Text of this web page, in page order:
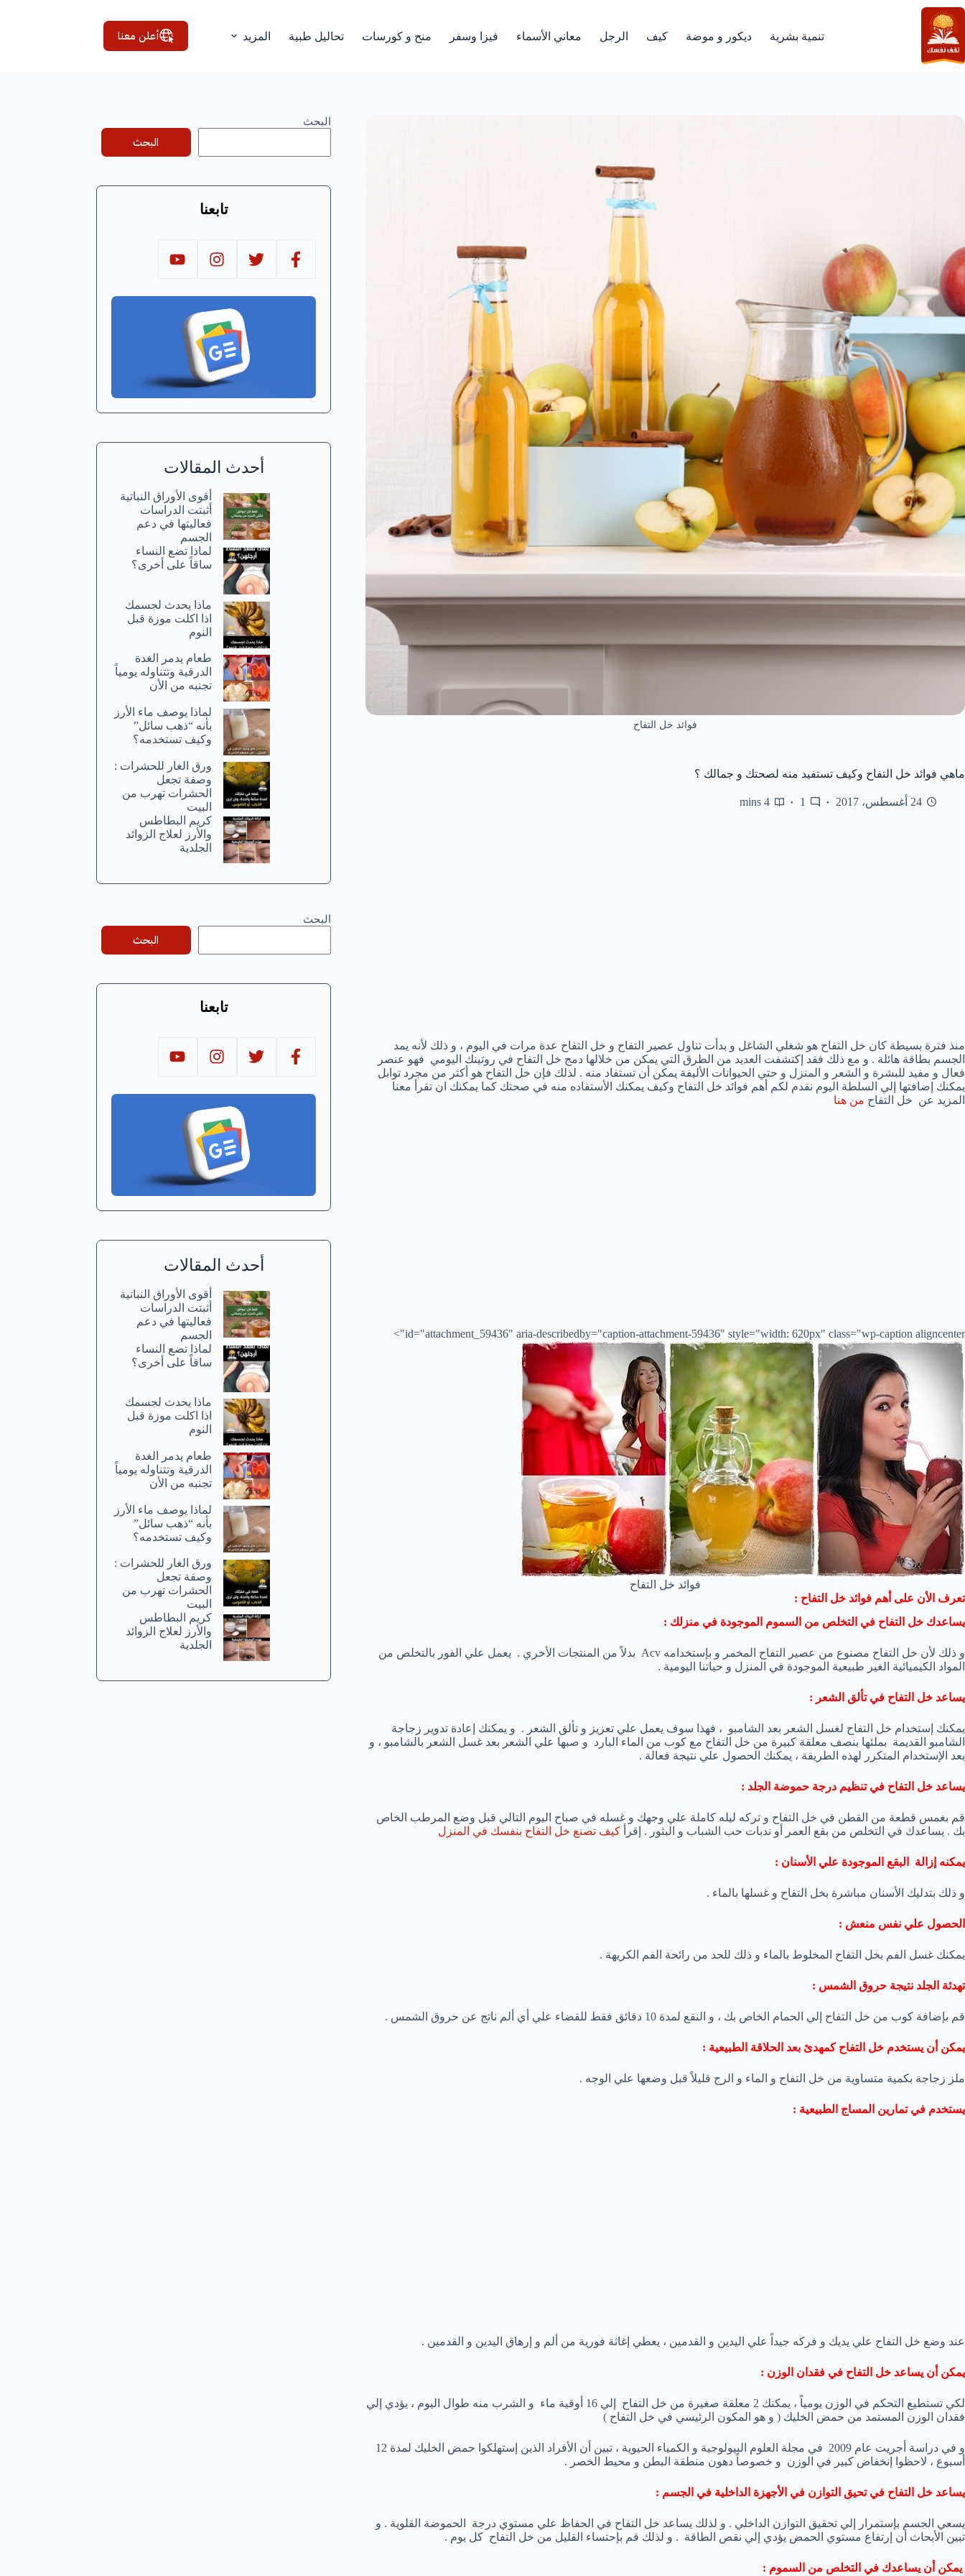
التجاوز
إلى
المحتوى
تنمية بشرية ديكور و موضة كيف الرجل معاني الأسماء فيزا وسفر منح و كورسات تحاليل طبية المزيد أعلن معنا
فوائد خل التفاح
ماهي فوائد خل التفاح وكيف تستفيد منه لصحتك و جمالك ؟
24 أغسطس، 2017 1
4 mins
منذ فترة بسيطة كان خل التفاح هو شغلي الشاغل و بدأت تناول عصير التفاح و خل التفاح عدة مرات في اليوم ، و ذلك لأنه يمد
الجسم بطاقة هائلة . و مع ذلك فقد إكتشفت العديد من الطرق التي يمكن من خلالها دمج خل التفاح في روتينك اليومي فهو عنصر
فعال و مفيد للبشرة و الشعر و المنزل و حتي الحيوانات الأليفة يمكن أن تستفاد منه . لذلك فإن خل التفاح هو أكثر من مجرد توابل
يمكنك إضافتها إلي السلطة اليوم نقدم لكم أهم فوائد خل التفاح وكيف يمكنك الأستفاده منه في صحتك كما يمكنك ان تقرأ معنا
المزيد عن خل التفاح من هنا
id="attachment_59436" aria-describedby="caption-attachment-59436" style="width: 620px" class="wp-caption aligncenter">
فوائد خل التفاح
تعرف الأن على أهم فوائد خل التفاح :
يساعدك خل التفاح في التخلص من السموم الموجودة في منزلك :
و ذلك لأن خل التفاح مصنوع من عصير التفاح المخمر و بإستخدامه Acv بدلاً من المنتجات الأخري . يعمل علي الفور بالتخلص من
المواد الكيميائية الغير طبيعية الموجودة في المنزل و حياتنا اليومية .
يساعد خل التفاح في تألق الشعر :
يمكنك إستخدام خل التفاح لغسل الشعر بعد الشامبو ، فهذا سوف يعمل علي تعزيز و تألق الشعر . و يمكنك إعادة تدوير زجاجة
الشامبو القديمة بملئها بنصف معلقة كبيرة من خل التفاح مع كوب من الماء البارد و صبها علي الشعر بعد غسل الشعر بالشامبو ، و
بعد الإستخدام المتكرر لهذه الطريقة ، يمكنك الحصول علي نتيجة فعالة .
يساعد خل التفاح في تنظيم درجة حموضة الجلد :
قم بغمس قطعة من القطن في خل التفاح و تركه ليله كاملة علي وجهك و غسله في صباح اليوم التالي قبل وضع المرطب الخاص
بك . يساعدك في التخلص من بقع العمر أو ندبات حب الشباب و البثور . إقرأ كيف تصنع خل التفاح بنفسك في المنزل
يمكنه إزالة البقع الموجودة علي الأسنان :
و ذلك بتدليك الأسنان مباشرة بخل التفاح و غسلها بالماء .
الحصول علي نفس منعش :
يمكنك غسل الفم بخل التفاح المخلوط بالماء و ذلك للحد من رائحة الفم الكريهة .
تهدئة الجلد نتيجة حروق الشمس :
قم بإضافة كوب من خل التفاح إلي الحمام الخاص بك ، و النقع لمدة 10 دقائق فقط للقضاء علي أي ألم ناتج عن حروق الشمس .
يمكن أن يستخدم خل التفاح كمهدئ بعد الحلاقة الطبيعية :
ملز زجاجة بكمية متساوية من خل التفاح و الماء و الرج قليلاً قبل وضعها علي الوجه .
يستخدم في تمارين المساج الطبيعية :
عند وضع خل التفاح علي يديك و فركه جيداً علي اليدين و القدمين ، يعطي إغاثة فورية من ألم و إرهاق اليدين و القدمين .
يمكن أن يساعد خل التفاح في فقدان الوزن :
لكي تستطيع التحكم في الوزن يومياً ، يمكنك 2 معلقة صغيرة من خل التفاح إلي 16 أوقية ماء و الشرب منه طوال اليوم ، يؤدي إلي
فقدان الوزن المستمد من حمض الخليك ( و هو المكون الرئيسي في خل التفاح )
و في دراسة أجريت عام 2009 في مجلة العلوم البيولوجية و الكمياء الحيوية ، تبين أن الأفراد الذين إستهلكوا حمض الخليك لمدة 12
أسبوع ، لاحظوا إنخفاض كبير في الوزن و خصوصاً دهون منطقة البطن و محيط الخصر .
يساعد خل التفاح في تحيق التوازن في الأجهزة الداخلية في الجسم :
يسعي الجسم بإستمرار إلي تحقيق التوازن الداخلي . و لذلك يساعد خل التفاح في الحفاظ علي مستوي درجة الحموضة القلوية . و
تبين الأبحاث أن إرتفاع مستوي الحمض يؤدي إلي نقص الطاقة . و لذلك قم بإحتساء القليل من خل التفاح كل يوم .
يمكن أن يساعدك في التخلص من السموم :
البحث
البحث
تابعنا
أحدث المقالات
أقوى الأوراق النباتية
أثبتت الدراسات
فعاليتها في دعم
الجسم
لماذا تضع النساء
ساقاً على أخرى؟
ماذا يحدث لجسمك
اذا اكلت موزة قبل
النوم
طعام يدمر الغدة
الدرقية وتتناوله يومياً
تجنبه من الأن
لماذا يوصف ماء الأرز
بأنه “ذهب سائل”
وكيف تستخدمه؟
ورق الغار للحشرات :
وصفة تجعل
الحشرات تهرب من
البيت
كريم البطاطس
والأرز لعلاج الزوائد
الجلدية
البحث
البحث
تابعنا
أحدث المقالات
أقوى الأوراق النباتية
أثبتت الدراسات
فعاليتها في دعم
الجسم
لماذا تضع النساء
ساقاً على أخرى؟
ماذا يحدث لجسمك
اذا اكلت موزة قبل
النوم
طعام يدمر الغدة
الدرقية وتتناوله يومياً
تجنبه من الأن
لماذا يوصف ماء الأرز
بأنه “ذهب سائل”
وكيف تستخدمه؟
ورق الغار للحشرات :
وصفة تجعل
الحشرات تهرب من
البيت
كريم البطاطس
والأرز لعلاج الزوائد
الجلدية